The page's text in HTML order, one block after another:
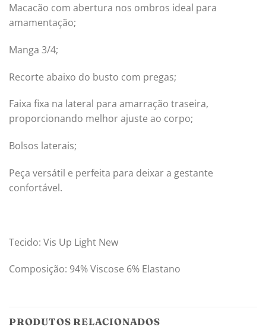
Macacão com abertura nos ombros ideal para
amamentação;
Manga 3/4;
Recorte abaixo do busto com pregas;
Faixa fixa na lateral para amarração traseira,
proporcionando melhor ajuste ao corpo;
Bolsos laterais;
Peça versátil e perfeita para deixar a gestante
confortável.
Tecido: Vis Up Light New
Composição: 94% Viscose 6% Elastano
PRODUTOS RELACIONADOS